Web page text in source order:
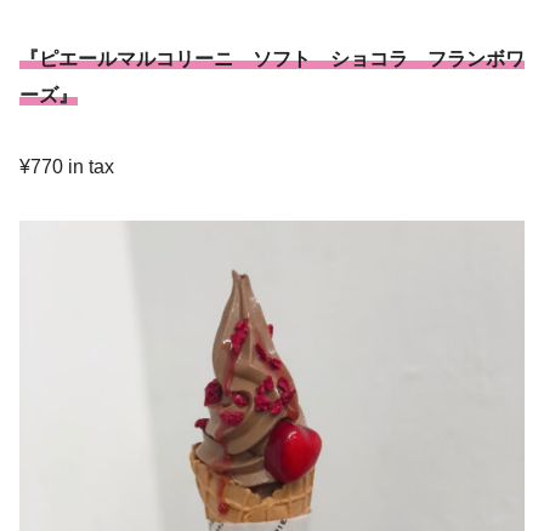
『ピエールマルコリーニ ソフト ショコラ フランボワ
ーズ』
¥770 in tax